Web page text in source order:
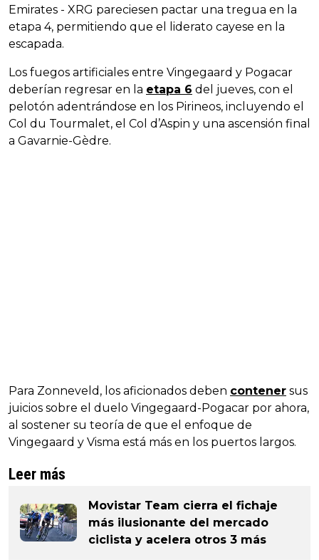
Emirates - XRG pareciesen pactar una tregua en la
etapa 4, permitiendo que el liderato cayese en la
escapada.
Los fuegos artificiales entre Vingegaard y Pogacar
deberían regresar en la etapa 6 del jueves, con el
pelotón adentrándose en los Pirineos, incluyendo el
Col du Tourmalet, el Col d’Aspin y una ascensión final
a Gavarnie-Gèdre.
Para Zonneveld, los aficionados deben contener sus
juicios sobre el duelo Vingegaard-Pogacar por ahora,
al sostener su teoría de que el enfoque de
Vingegaard y Visma está más en los puertos largos.
Leer más
Movistar Team cierra el fichaje
más ilusionante del mercado
ciclista y acelera otros 3 más